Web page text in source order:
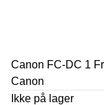
Canon FC-DC 1
Canon
Ikke på lager